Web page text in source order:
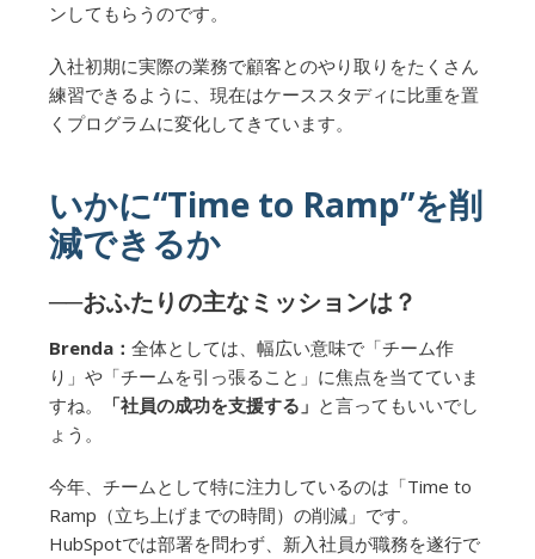
ンしてもらうのです。
入社初期に実際の業務で顧客とのやり取りをたくさん
練習できるように、現在はケーススタディに比重を置
くプログラムに変化してきています。
いかに“Time to Ramp”を削
減できるか
──おふたりの主なミッションは？
Brenda： 全体としては、幅広い意味で「チーム作
り」や「チームを引っ張ること」に焦点を当てていま
すね。
「社員の成功を支援する」 と言ってもいいでし
ょう。
今年、チームとして特に注力しているのは「Time to
Ramp（立ち上げまでの時間）の削減」です。
HubSpotでは部署を問わず、新入社員が職務を遂行で